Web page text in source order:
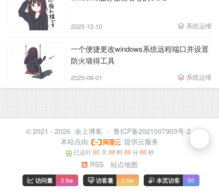
2025-12-10 系统运维
一个便捷更改windows系统远程端口并设置
防火墙得工具
2025-08-01 系统运维
© 2021 - 2026 余上博客 - 鲁ICP备2021007903号-2
本站点由
提供云服务
已运行00 天 00 时00 分 00 秒
RSS 站点地图
访问量 3.9w 访客量 3.5w 本页访客 50